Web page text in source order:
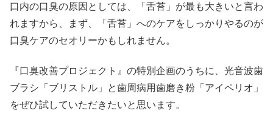
口内の口臭の原因としては、「舌苔」が最も大きいと言わ
れますから、まず、「舌苔」へのケアをしっかりやるのが
口臭ケアのセオリーかもしれません。
『口臭改善プロジェクト』の特別企画のうちに、光音波歯
ブラシ「ブリストル」と歯周病用歯磨き粉「アイペリオ」
をぜひ試していただきたいと思います。